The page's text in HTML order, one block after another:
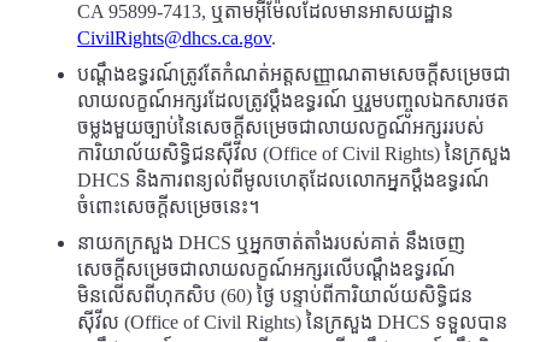
CA 95899-7413, ឬតាមអ៊ីម៉ែលដែលមានអាសយដ្ឋាន
CivilRights@dhcs.ca.gov.
បណ្តឹងឧទ្ធរណ៍ត្រូវតែកំណត់អត្តសញ្ញាណតាមសេចក្តីសម្រេចជា
លាយលក្ខណ៍អក្សរដែលត្រូវប្តឹងឧទ្ធរណ៍ ឬរួមបញ្ចូលឯកសារថត
ចម្លងមួយច្បាប់នៃសេចក្តីសម្រេចជាលាយលក្ខណ៍អក្សររបស់
ការិយាល័យសិទ្ធិជនស៊ីវីល (Office of Civil Rights) នៃក្រសួង
DHCS និងការពន្យល់ពីមូលហេតុដែលលោកអ្នកប្តឹងឧទ្ធរណ៍
ចំពោះសេចក្តីសម្រេចនេះ។
នាយកក្រសួង DHCS ឬអ្នកចាត់តាំងរបស់គាត់ នឹងចេញ
សេចក្តីសម្រេចជាលាយលក្ខណ៍អក្សរលើបណ្តឹងឧទ្ធរណ៍
មិនលើសពីហុកសិប (60) ថ្ងៃ បន្ទាប់ពីការិយាល័យសិទ្ធិជន
ស៊ីវីល (Office of Civil Rights) នៃក្រសួង DHCS ទទួលបាន